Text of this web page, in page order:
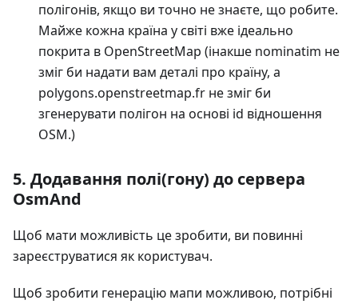
полігонів, якщо ви точно не знаєте, що робите.
Майже кожна країна у світі вже ідеально
покрита в OpenStreetMap (інакше nominatim не
зміг би надати вам деталі про країну, а
polygons.openstreetmap.fr не зміг би
згенерувати полігон на основі id відношення
OSM.)
5. Додавання полі(гону) до сервера
OsmAnd
Щоб мати можливість це зробити, ви повинні
зареєструватися як користувач.
Щоб зробити генерацію мапи можливою, потрібні